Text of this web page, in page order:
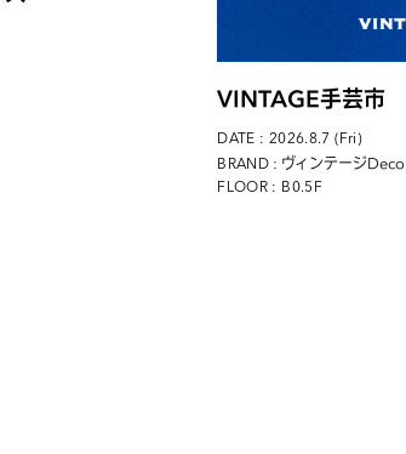
VINTAGE手芸市
DATE : 2026.8.7 (Fri)
BRAND : ヴィンテージDeco
FLOOR : B0.5F